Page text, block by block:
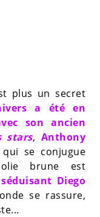
plus un secret
a été en
son ancien
stars, Anthony
se conjugue
brune est
Diego
se rassure,